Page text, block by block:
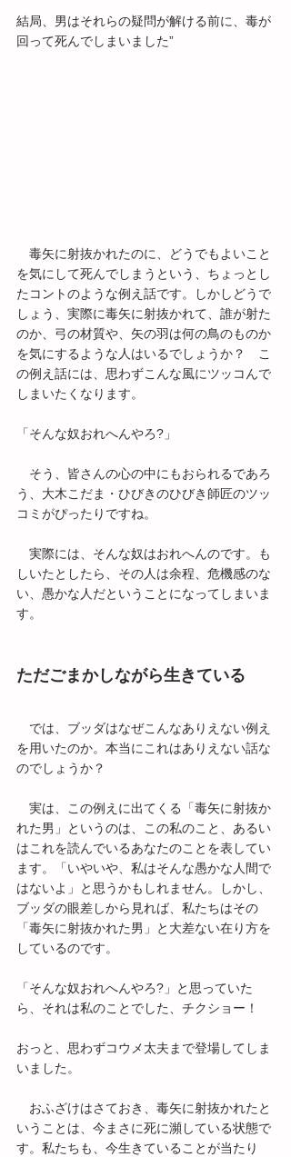
結局、男はそれらの疑問が解ける前に、毒が
回って死んでしまいました”
毒矢に射抜かれたのに、どうでもよいこと
を気にして死んでしまうという、ちょっとし
たコントのような例え話です。しかしどうで
しょう、実際に毒矢に射抜かれて、誰が射た
のか、弓の材質や、矢の羽は何の鳥のものか
を気にするような人はいるでしょうか？　こ
の例え話には、思わずこんな風にツッコんで
しまいたくなります。
「そんな奴おれへんやろ?」
そう、皆さんの心の中にもおられるであろ
う、大木こだま・ひびきのひびき師匠のツッ
コミがぴったりですね。
実際には、そんな奴はおれへんのです。も
しいたとしたら、その人は余程、危機感のな
い、愚かな人だということになってしまいま
す。
ただごまかしながら生きている
では、ブッダはなぜこんなありえない例え
を用いたのか。本当にこれはありえない話な
のでしょうか？
実は、この例えに出てくる「毒矢に射抜か
れた男」というのは、この私のこと、あるい
はこれを読んでいるあなたのことを表してい
ます。「いやいや、私はそんな愚かな人間で
はないよ」と思うかもしれません。しかし、
ブッダの眼差しから見れば、私たちはその
「毒矢に射抜かれた男」と大差ない在り方を
しているのです。
「そんな奴おれへんやろ?」と思っていた
ら、それは私のことでした、チクショー！
おっと、思わずコウメ太夫まで登場してしま
いました。
おふざけはさておき、毒矢に射抜かれたと
いうことは、今まさに死に瀕している状態で
す。私たちも、今生きていることが当たり